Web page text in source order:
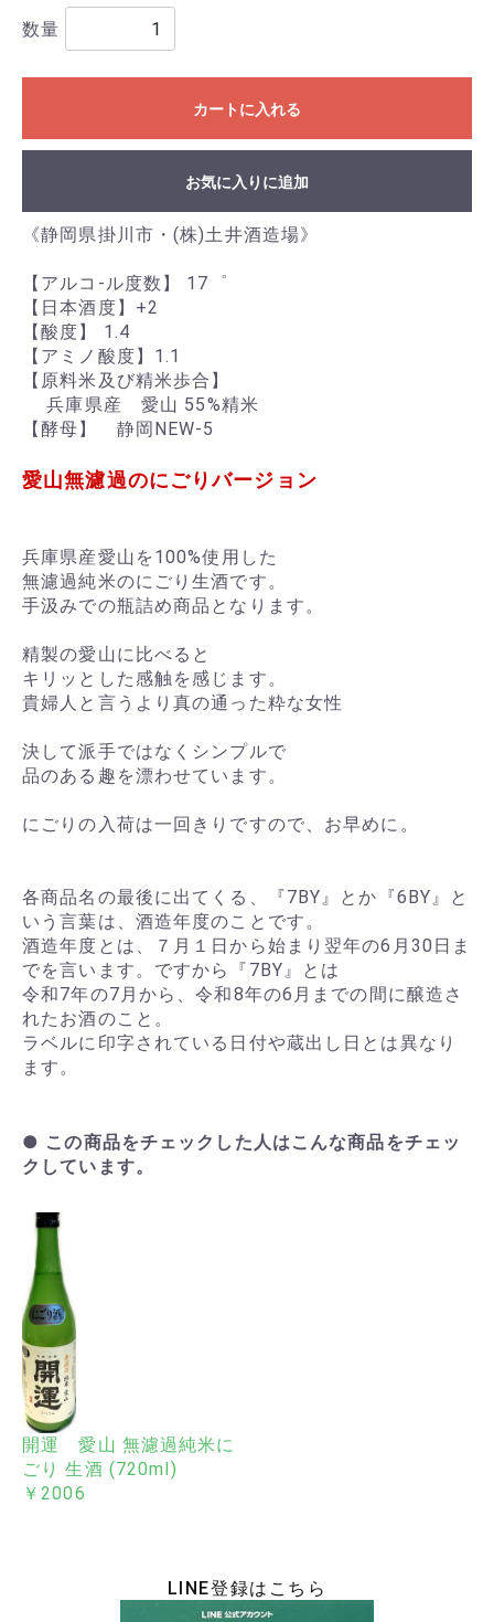
数量
カートに入れる
お気に入りに追加
《静岡県掛川市・(株)土井酒造場》
【アルコ-ル度数】 17゜
【日本酒度】+2
【酸度】 1.4
【アミノ酸度】1.1
【原料米及び精米歩合】
兵庫県産 愛山 55%精米
【酵母】 静岡NEW-5
愛山無濾過のにごりバージョン
兵庫県産愛山を100%使用した
無濾過純米のにごり生酒です。
手汲みでの瓶詰め商品となります。
精製の愛山に比べると
キリッとした感触を感じます。
貴婦人と言うより真の通った粋な女性
決して派手ではなくシンプルで
品のある趣を漂わせています。
にごりの入荷は一回きりですので、お早めに。
各商品名の最後に出てくる、『7BY』とか『6BY』と
いう言葉は、酒造年度のことです。
酒造年度とは、７月１日から始まり翌年の6月30日ま
でを言います。ですから『7BY』とは
令和7年の7月から、令和8年の6月までの間に醸造さ
れたお酒のこと。
ラベルに印字されている日付や蔵出し日とは異なり
ます。
● この商品をチェックした人はこんな商品をチェッ
クしています。
開運 愛山 無濾過純米に
ごり 生酒 (720ml)
￥2006
LINE登録はこちら